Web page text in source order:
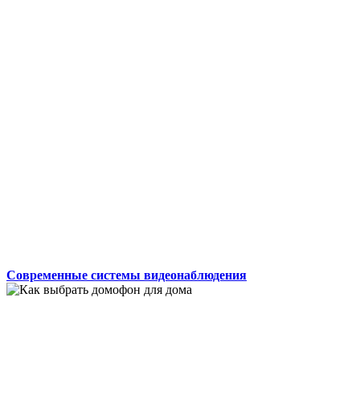
Современные системы видеонаблюдения